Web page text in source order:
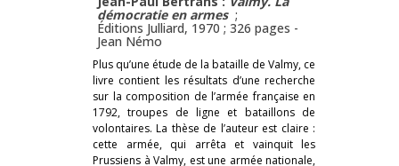
démocratie en armes ;
Éditions Julliard, 1970 ; 326 pages -
Jean Némo
Plus qu’une étude de la bataille de Valmy, ce
livre contient les résultats d’une recherche
sur la composition de l’armée française en
1792, troupes de ligne et bataillons de
volontaires. La thèse de l’auteur est claire :
cette armée, qui arrêta et vainquit les
Prussiens à Valmy, est une armée nationale,